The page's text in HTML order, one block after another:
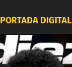
PORTADA DIGITAL